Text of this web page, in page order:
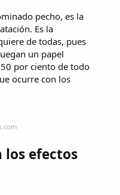
pecho, es la
Es la
de todas, pues
un papel
por ciento de todo
ocurre con los
los efectos